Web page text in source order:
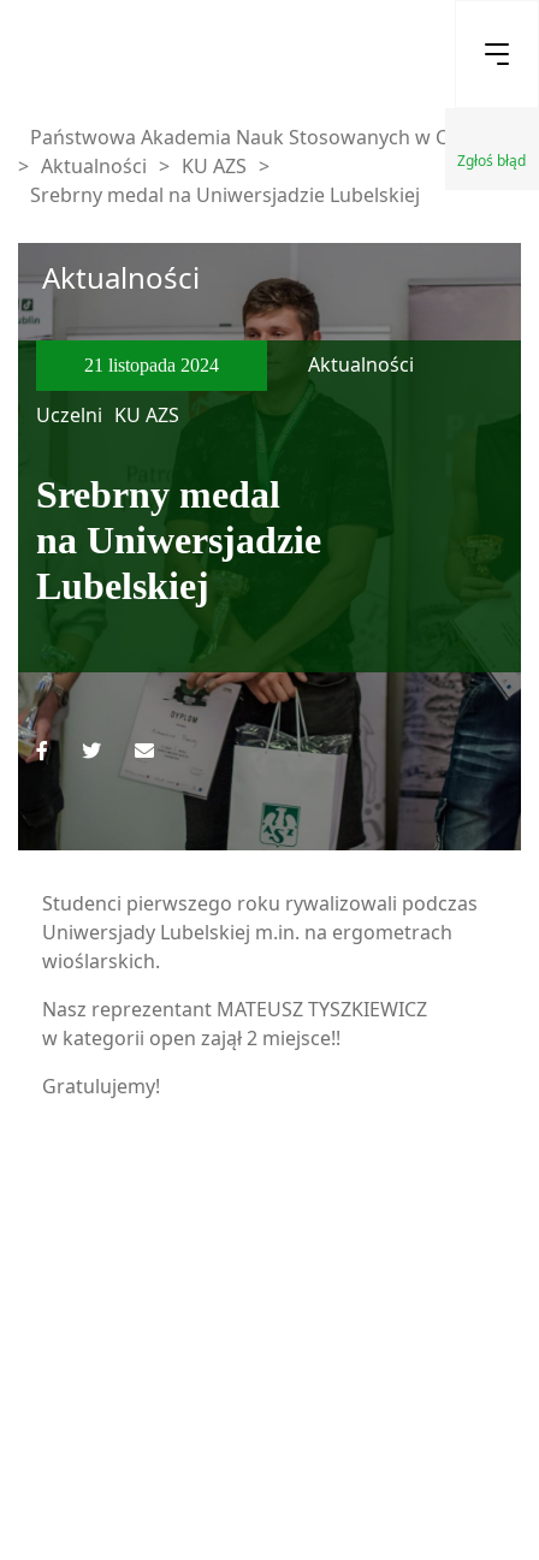
Zgłoś błąd
Państwowa Akademia Nauk Stosowanych w Chełmie
> Aktualności > KU AZS >
Srebrny medal na Uniwersjadzie Lubelskiej
Aktualności
21 listopada 2024
Aktualności
Uczelni KU AZS
Srebrny medal
na Uniwersjadzie
Lubelskiej
Studenci pierwszego roku rywalizowali podczas
Uniwersjady Lubelskiej m.in. na ergometrach
wioślarskich.
Nasz reprezentant MATEUSZ TYSZKIEWICZ
w kategorii open zajął 2 miejsce!!
Gratulujemy!